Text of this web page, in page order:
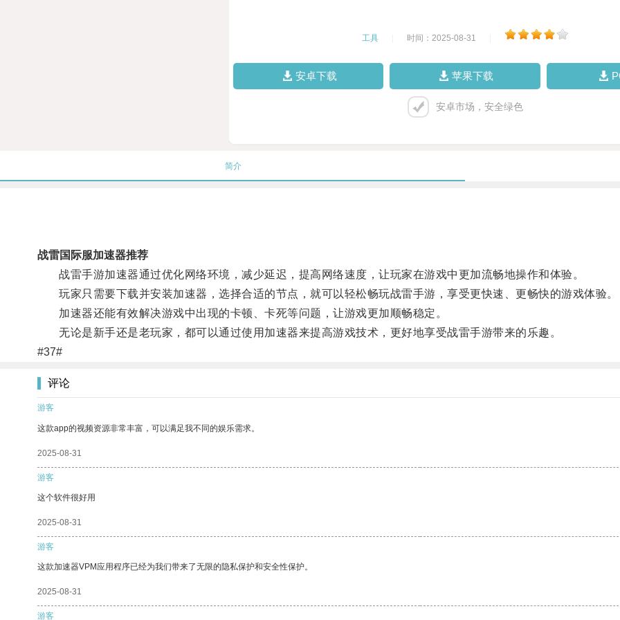
工具 时间：2025-08-31
安卓下载 苹果下载
安卓市场，安全绿色
简介
战雷国际服加速器推荐
战雷手游加速器通过优化网络环境，减少延迟，提高网络速度，让玩家在游戏中更加流畅地操作和体验。
玩家只需要下载并安装加速器，选择合适的节点，就可以轻松畅玩战雷手游，享受更快速、更畅快的游戏体验。
加速器还能有效解决游戏中出现的卡顿、卡死等问题，让游戏更加顺畅稳定。
无论是新手还是老玩家，都可以通过使用加速器来提高游戏技术，更好地享受战雷手游带来的乐趣。
#37#
评论
游客
这款app的视频资源非常丰富，可以满足我不同的娱乐需求。
2025-08-31
游客
这个软件很好用
2025-08-31
游客
这款加速器VPM应用程序已经为我们带来了无限的隐私保护和安全性保护。
2025-08-31
游客